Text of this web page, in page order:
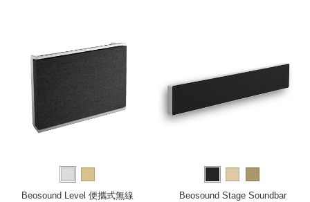
Beosound Level 便攜式無線
Beosound Stage Soundbar